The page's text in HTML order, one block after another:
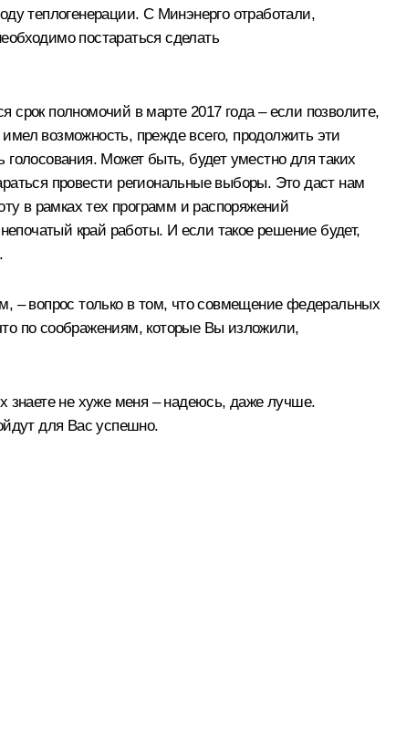
теплогенерации. С Минэнерго отработали,
постараться сделать
полномочий в марте 2017 года – если позволите,
возможность, прежде всего, продолжить эти
Может быть, будет уместно для таких
провести региональные выборы. Это даст нам
в рамках тех программ и распоряжений
край работы. И если такое решение будет,
– вопрос только в том, что совмещение федеральных
по соображениям, которые Вы изложили,
знаете не хуже меня – надеюсь, даже лучше.
для Вас успешно.